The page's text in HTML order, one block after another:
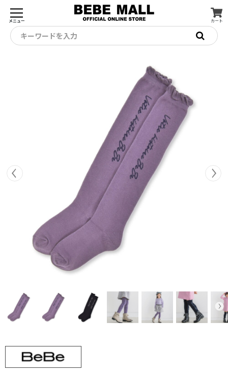
メニュー カート
キーワードを入力